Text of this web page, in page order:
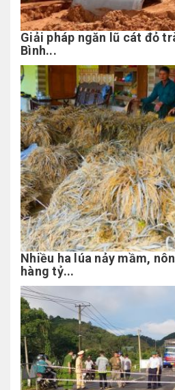
Giải pháp ngăn lũ cát đỏ
Bình...
Nhiều ha lúa nảy mầm,
hàng tỷ...